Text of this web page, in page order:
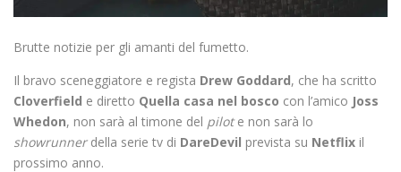
Brutte notizie per gli amanti del fumetto.
Il bravo sceneggiatore e regista Drew Goddard, che ha scritto
Cloverfield e diretto Quella casa nel bosco con l’amico Joss
Whedon, non sarà al timone del pilote non sarà lo
showrunnerdella serie tv di DareDevil prevista su Netflix il
prossimo anno.